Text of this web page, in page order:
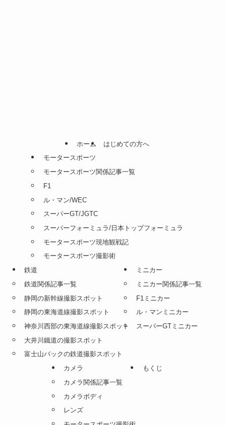
ホーム
はじめての方へ
モータースポーツ
モータースポーツ関係記事一覧
F1
ル・マン/WEC
スーパーGT/JGTC
スーパーフォーミュラ/日本トップフォーミュラ
モータースポーツ現地観戦記
モータースポーツ撮影術
鉄道
鉄道関係記事一覧
静岡の新幹線撮影スポット
静岡の東海道線撮影スポット
神奈川西部の東海道線撮影スポット
大井川鐵道の撮影スポット
富士山バックの鉄道撮影スポット
ミニカー
ミニカー関係記事一覧
F1ミニカー
ル・マンミニカー
スーパーGTミニカー
カメラ
カメラ関係記事一覧
カメラボディ
レンズ
もくじ